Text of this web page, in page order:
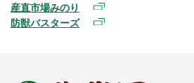
産直市場みのり
防獣バスターズ